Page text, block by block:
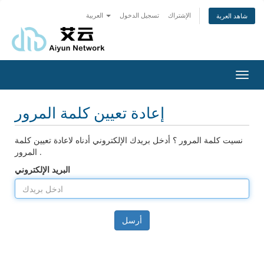
تسجيل الدخول الإشتراك شاهد العربة
إعادة تعيين كلمة المرور
نسيت كلمة المرور ؟ أدخل بريدك الإلكتروني أدناه لاعادة تعيين كلمة
المرور .
البريد الإلكتروني
أرسل